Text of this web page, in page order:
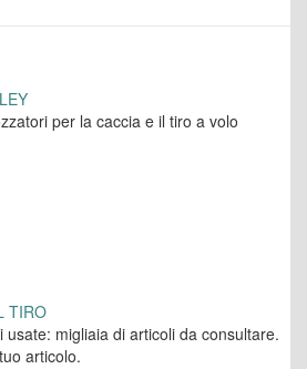
per la caccia e il tiro a volo
TIRO
usate: migliaia di articoli da consultare.
articolo.